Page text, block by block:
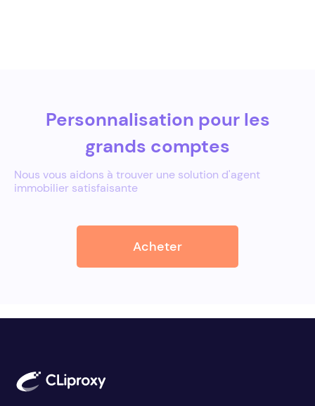
Personnalisation pour les
grands comptes
Nous vous aidons à trouver une solution d'agent
immobilier satisfaisante
Acheter